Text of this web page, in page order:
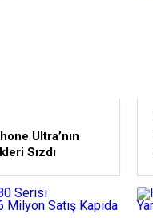
Ultra’nın
Sızdı